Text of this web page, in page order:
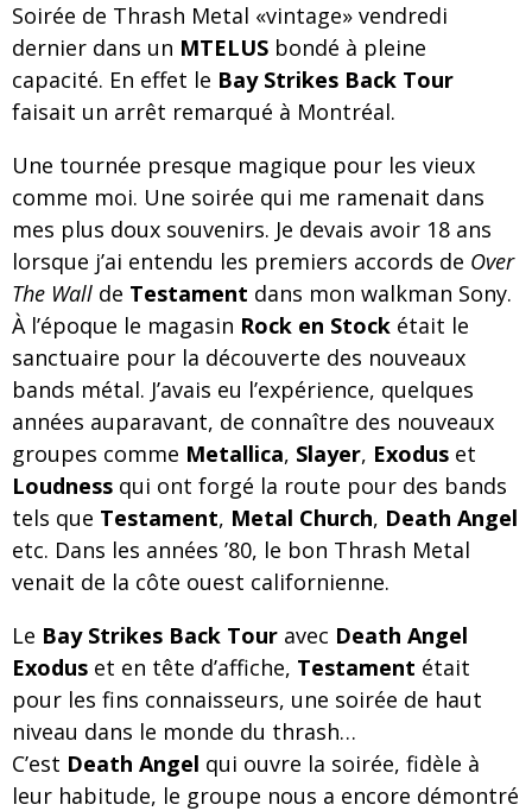
Death Note Silence - Collide and Collapse
Muse au Centre Vidéotron de Québec
Journey et Toto au Centre Bell
JOURNEY AU CENTRE VIDÉOTRON : SAME OR SEPARATE WAYS?
Soirée de Thrash Metal «vintage» vendredi
dernier dans un MTELUS bondé à pleine
capacité. En effet le Bay Strikes Back Tour
faisait un arrêt remarqué à Montréal.
Une tournée presque magique pour les vieux
comme moi. Une soirée qui me ramenait dans
mes plus doux souvenirs. Je devais avoir 18 ans
lorsque j’ai entendu les premiers accords de Over
The Wall de Testament dans mon walkman Sony.
À l’époque le magasin Rock en Stock était le
sanctuaire pour la découverte des nouveaux
bands métal. J’avais eu l’expérience, quelques
années auparavant, de connaître des nouveaux
groupes comme Metallica, Slayer, Exodus et
Loudness qui ont forgé la route pour des bands
tels que Testament, Metal Church, Death Angel
etc. Dans les années ’80, le bon Thrash Metal
venait de la côte ouest californienne.
Le Bay Strikes Back Tour avec Death Angel
Exodus et en tête d’affiche, Testament était
pour les fins connaisseurs, une soirée de haut
niveau dans le monde du thrash…
C’est Death Angel qui ouvre la soirée, fidèle à
leur habitude, le groupe nous a encore démontré